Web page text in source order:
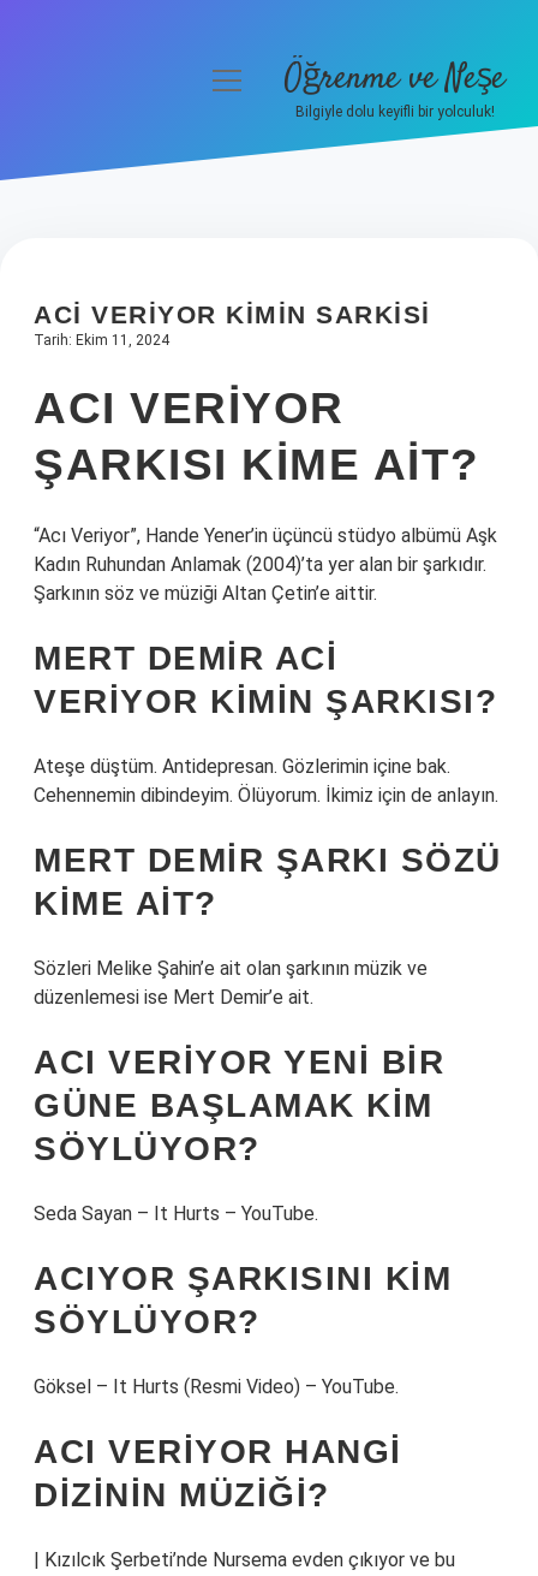
Hakkımızda
menüyüÖğrenme ve Neşe
Bilgiyle dolu keyifli bir yolculuk!
ACI VERIYOR KIMIN SARKISI
Tarih: Ekim 11, 2024
ACI VERIYOR
ŞARKISI KIME AIT?
“Acı Veriyor”, Hande Yener’in üçüncü stüdyo albümü Aşk
Kadın Ruhundan Anlamak (2004)’ta yer alan bir şarkıdır.
Şarkının söz ve müziği Altan Çetin’e aittir.
MERT DEMIR ACI
VERIYOR KIMIN ŞARKISI?
Ateşe düştüm. Antidepresan. Gözlerimin içine bak.
Cehennemin dibindeyim. Ölüyorum. İkimiz için de anlayın.
MERT DEMIR ŞARKI SÖZÜ
KIME AIT?
Sözleri Melike Şahin’e ait olan şarkının müzik ve
düzenlemesi ise Mert Demir’e ait.
ACI VERIYOR YENI BIR
GÜNE BAŞLAMAK KIM
SÖYLÜYOR?
Seda Sayan – It Hurts – YouTube.
ACIYOR ŞARKISINI KIM
SÖYLÜYOR?
Göksel – It Hurts (Resmi Video) – YouTube.
ACI VERIYOR HANGI
DIZININ MÜZIĞI?
| Kızılcık Şerbeti’nde Nursema evden çıkıyor ve bu